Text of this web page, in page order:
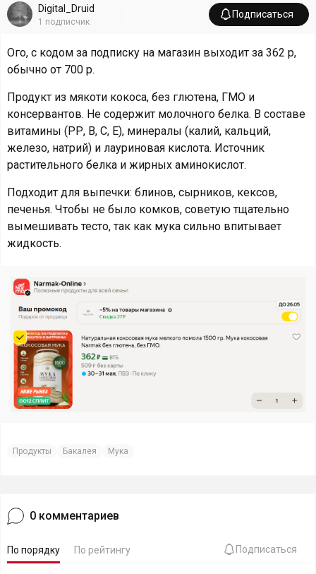
Digital_Druid
1 подписчик
Подписаться
Ого, с кодом за подписку на магазин выходит за 362 р,
обычно от 700 р.
Продукт из мякоти кокоса, без глютена, ГМО и
консервантов. Не содержит молочного белка. В составе
витамины (РР, В, С, Е), минералы (калий, кальций,
железо, натрий) и лауриновая кислота. Источник
растительного белка и жирных аминокислот.
Подходит для выпечки: блинов, сырников, кексов,
печенья. Чтобы не было комков, советую тщательно
вымешивать тесто, так как мука сильно впитывает
жидкость.
Продукты Бакалея Мука
0 комментариев
По порядку По рейтингу Подписаться